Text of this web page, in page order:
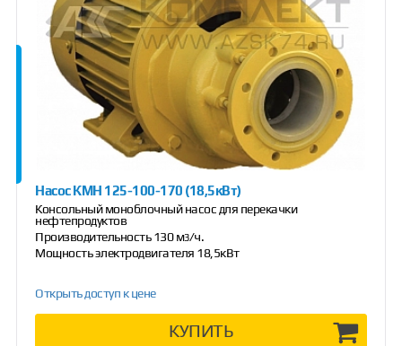
Насос КМН 125-100-170 (18,5кВт)
Консольный моноблочный насос для перекачки
нефтепродуктов
Производительность 130 м3/ч.
Мощность электродвигателя 18,5кВт
Открыть доступ к цене
КУПИТЬ